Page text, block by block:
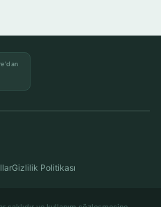
Gizlilik Politikası